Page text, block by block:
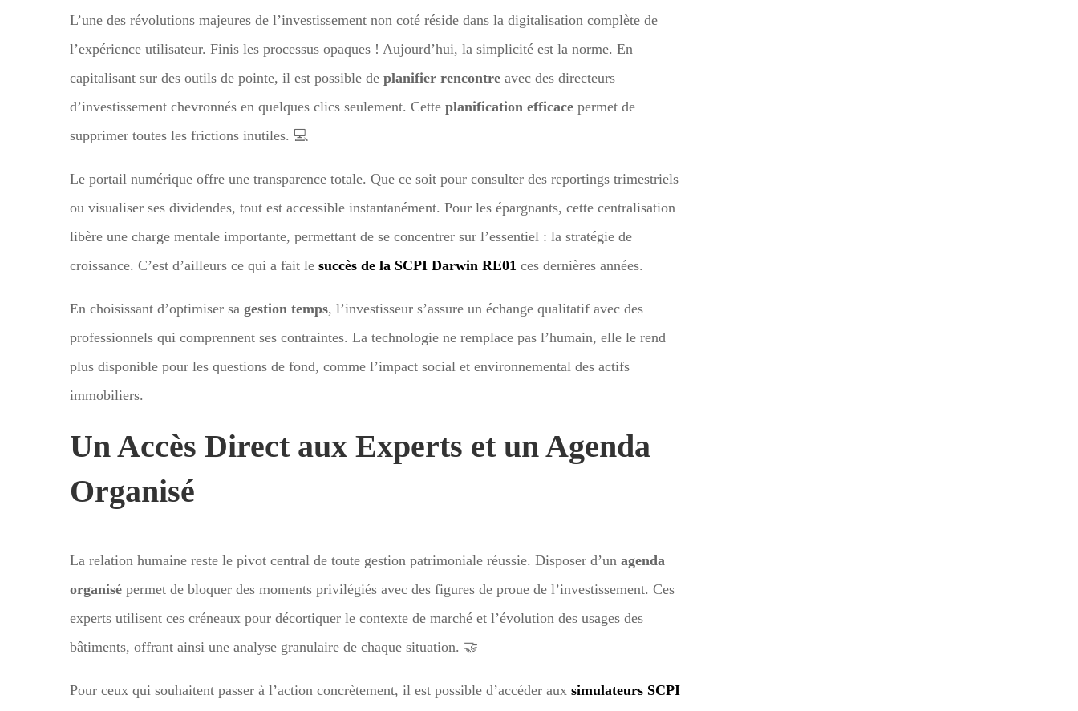
L’une des révolutions majeures de l’investissement non coté réside dans la digitalisation complète de
l’expérience utilisateur. Finis les processus opaques ! Aujourd’hui, la simplicité est la norme. En
capitalisant sur des outils de pointe, il est possible de planifier rencontre avec des directeurs
d’investissement chevronnés en quelques clics seulement. Cette planification efficace permet de
supprimer toutes les frictions inutiles. 💻
Le portail numérique offre une transparence totale. Que ce soit pour consulter des reportings trimestriels
ou visualiser ses dividendes, tout est accessible instantanément. Pour les épargnants, cette centralisation
libère une charge mentale importante, permettant de se concentrer sur l’essentiel : la stratégie de
croissance. C’est d’ailleurs ce qui a fait le succès de la SCPI Darwin RE01 ces dernières années.
En choisissant d’optimiser sa gestion temps, l’investisseur s’assure un échange qualitatif avec des
professionnels qui comprennent ses contraintes. La technologie ne remplace pas l’humain, elle le rend
plus disponible pour les questions de fond, comme l’impact social et environnemental des actifs
immobiliers.
Un Accès Direct aux Experts et un Agenda
Organisé
La relation humaine reste le pivot central de toute gestion patrimoniale réussie. Disposer d’un agenda
organisé permet de bloquer des moments privilégiés avec des figures de proue de l’investissement. Ces
experts utilisent ces créneaux pour décortiquer le contexte de marché et l’évolution des usages des
bâtiments, offrant ainsi une analyse granulaire de chaque situation. 🤝
Pour ceux qui souhaitent passer à l’action concrètement, il est possible d’accéder aux simulateurs SCPI